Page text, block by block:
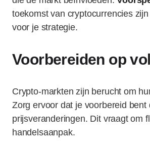
toekomst van cryptocurrencies zijn
voor je strategie.
Voorbereiden op
Crypto-markten zijn berucht om
Zorg ervoor dat je voorbereid bent
prijsveranderingen. Dit vraagt om
handelsaanpak.